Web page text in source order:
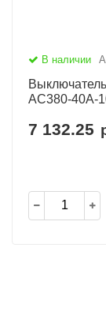
В наличии
AC380-40А-
7 132.25